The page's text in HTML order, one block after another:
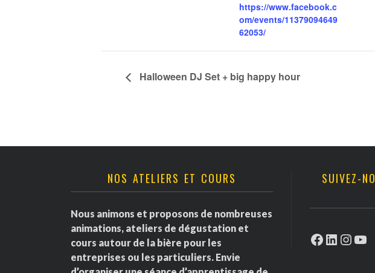
https://www.facebook.c
om/events/11379094649
62053/
Halloween DJ Set + big happy hour
NOS ATELIERS ET COURS
Nous animons et proposons de nombreuses
animations, ateliers de dégustation et
cours autour de la bière pour les
entreprises ou les particuliers. Envie
SUIVEZ-
Facebook
LinkedIn